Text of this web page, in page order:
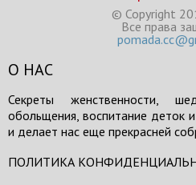
© Copyright
Все права
О НАС
Секреты женственности,
обольщения, воспитание деток
и делает нас еще прекрасней
ПОЛИТИКА